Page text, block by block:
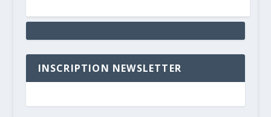
INSCRIPTION NEWSLETTER